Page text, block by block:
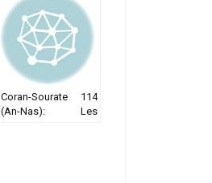
Coran-Sourate 114
(An-Nas): Les